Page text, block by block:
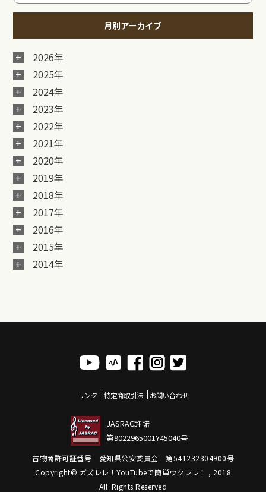
月別アーカイブ
2026年
2025年
2024年
2023年
2022年
2021年
2020年
2019年
2018年
2017年
2016年
2015年
2014年
リンク 特定商取引法 お問い合わせ
JASRAC許諾
第9022965001Y45040号
古物商許可証番号 愛知県公安委員会 第541232304900号
Copyright© ガズレレ！YouTubeで簡単ウクレレ！ , 2018
All Rights Reserved